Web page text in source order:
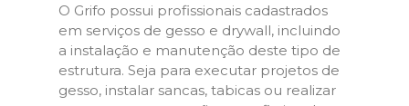
O Grifo possui profissionais cadastrados
em serviços de gesso e drywall, incluindo
a instalação e manutenção deste tipo de
estrutura. Seja para executar projetos de
gesso, instalar sancas, tabicas ou realizar